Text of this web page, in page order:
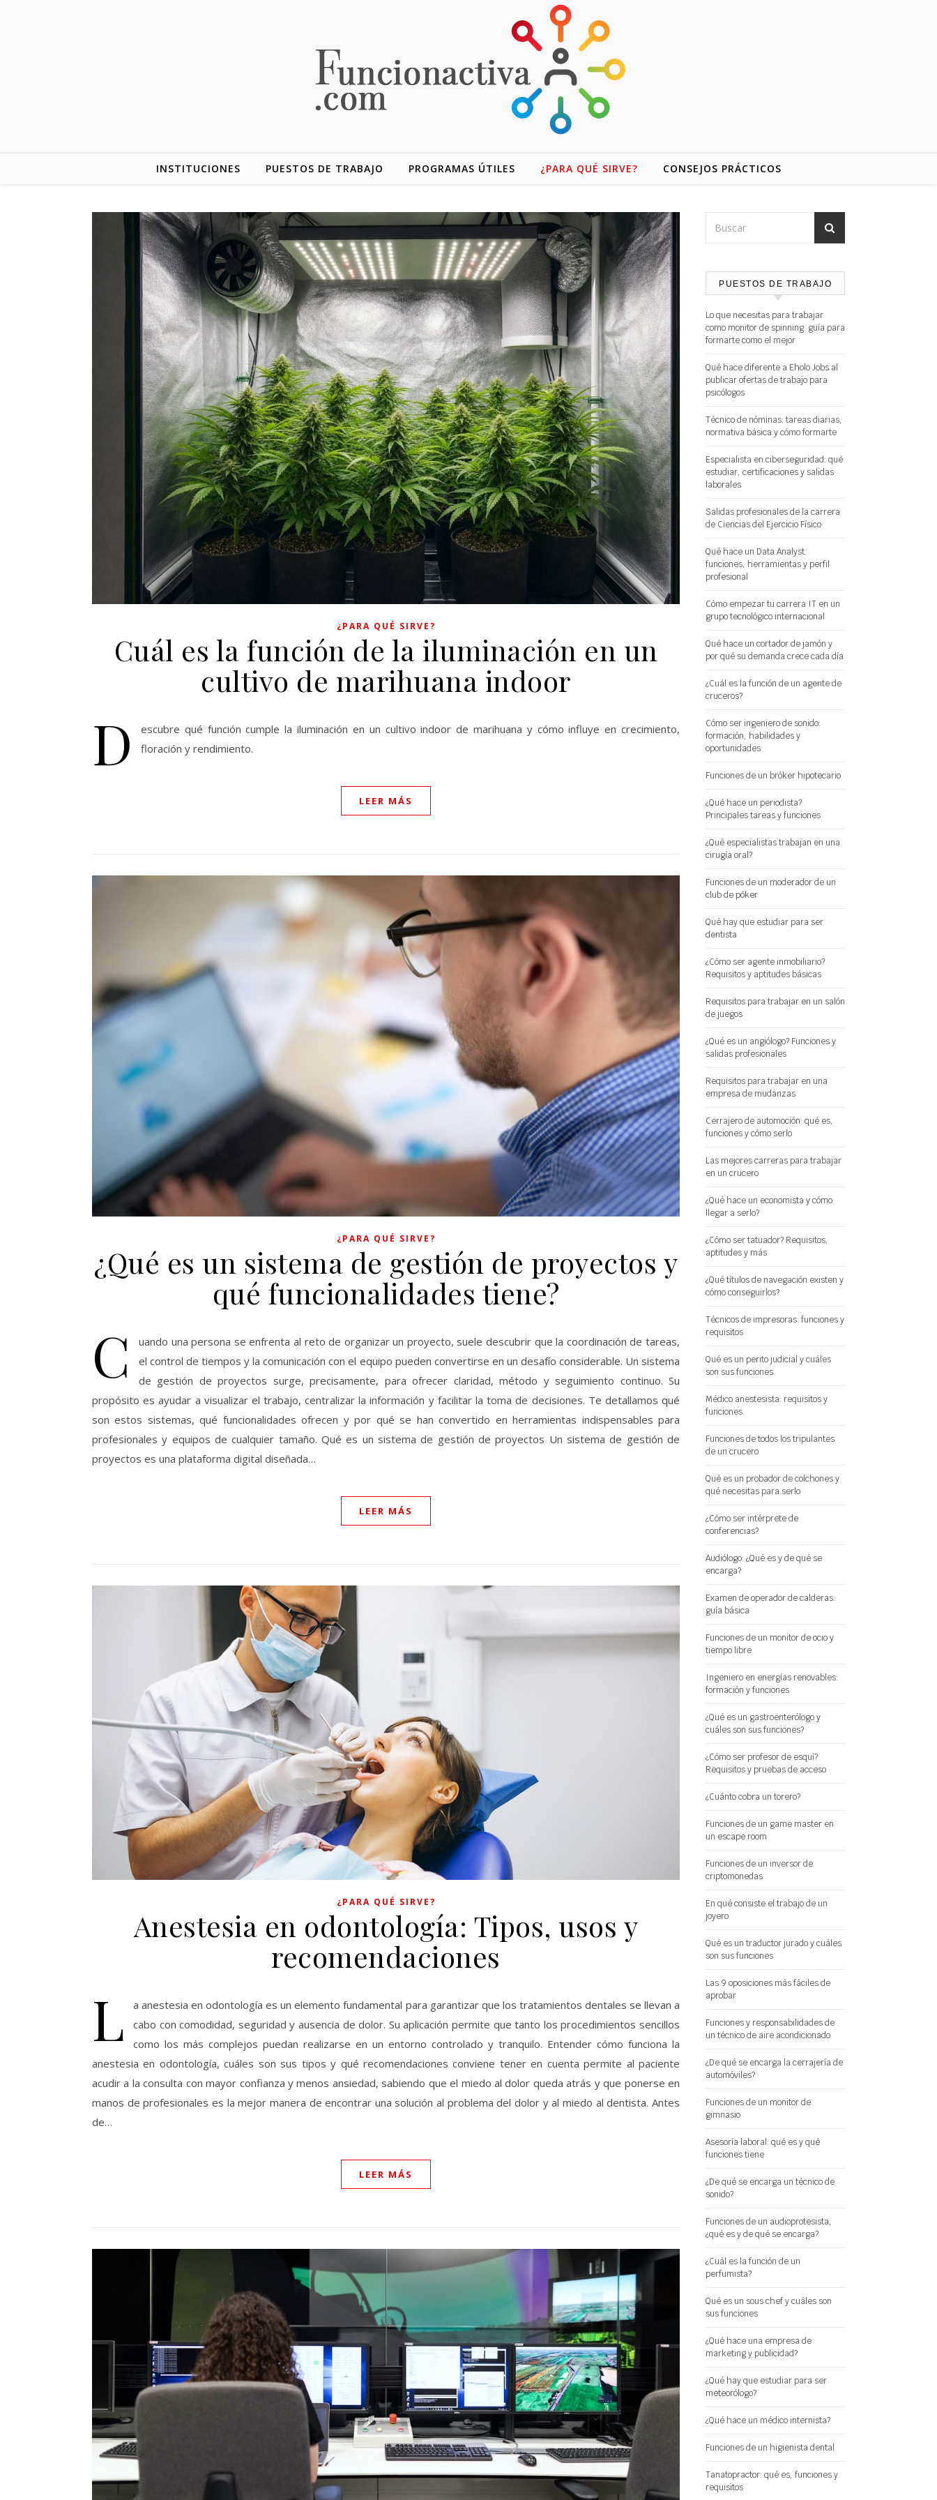
INSTITUCIONES PUESTOS DE TRABAJO PROGRAMAS ÚTILES ¿PARA QUÉ SIRVE? CONSEJOS PRÁCTICOS
¿PARA QUÉ SIRVE?
Cuál es la función de la iluminación en un
cultivo de marihuana indoor
D
escubre qué función cumple la iluminación en un cultivo indoor de marihuana y cómo influye en crecimiento,
floración y rendimiento.
LEER MÁS
¿PARA QUÉ SIRVE?
¿Qué es un sistema de gestión de proyectos y
qué funcionalidades tiene?
C
uando una persona se enfrenta al reto de organizar un proyecto, suele descubrir que la coordinación de tareas,
el control de tiempos y la comunicación con el equipo pueden convertirse en un desafío considerable. Un sistema
de gestión de proyectos surge, precisamente, para ofrecer claridad, método y seguimiento continuo. Su
propósito es ayudar a visualizar el trabajo, centralizar la información y facilitar la toma de decisiones. Te detallamos qué
son estos sistemas, qué funcionalidades ofrecen y por qué se han convertido en herramientas indispensables para
profesionales y equipos de cualquier tamaño. Qué es un sistema de gestión de proyectos Un sistema de gestión de
proyectos es una plataforma digital diseñada…
LEER MÁS
¿PARA QUÉ SIRVE?
Anestesia en odontología: Tipos, usos y
recomendaciones
L
a anestesia en odontología es un elemento fundamental para garantizar que los tratamientos dentales se llevan a
cabo con comodidad, seguridad y ausencia de dolor. Su aplicación permite que tanto los procedimientos sencillos
como los más complejos puedan realizarse en un entorno controlado y tranquilo. Entender cómo funciona la
anestesia en odontología, cuáles son sus tipos y qué recomendaciones conviene tener en cuenta permite al paciente
acudir a la consulta con mayor confianza y menos ansiedad, sabiendo que el miedo al dolor queda atrás y que ponerse en
manos de profesionales es la mejor manera de encontrar una solución al problema del dolor y al miedo al dentista. Antes
de…
LEER MÁS
PUESTOS DE TRABAJO
Lo que necesitas para trabajar
como monitor de spinning: guía para
formarte como el mejor
Qué hace diferente a Eholo Jobs al
publicar ofertas de trabajo para
psicólogos
Técnico de nóminas: tareas diarias,
normativa básica y cómo formarte
Especialista en ciberseguridad: qué
estudiar, certificaciones y salidas
laborales
Salidas profesionales de la carrera
de Ciencias del Ejercicio Físico
Qué hace un Data Analyst:
funciones, herramientas y perfil
profesional
Cómo empezar tu carrera IT en un
grupo tecnológico internacional
Qué hace un cortador de jamón y
por qué su demanda crece cada día
¿Cuál es la función de un agente de
cruceros?
Cómo ser ingeniero de sonido:
formación, habilidades y
oportunidades
Funciones de un bróker hipotecario
¿Qué hace un periodista?
Principales tareas y funciones
¿Qué especialistas trabajan en una
cirugía oral?
Funciones de un moderador de un
club de póker
Qué hay que estudiar para ser
dentista
¿Cómo ser agente inmobiliario?
Requisitos y aptitudes básicas
Requisitos para trabajar en un salón
de juegos
¿Qué es un angiólogo? Funciones y
salidas profesionales
Requisitos para trabajar en una
empresa de mudanzas
Cerrajero de automoción: qué es,
funciones y cómo serlo
Las mejores carreras para trabajar
en un crucero
¿Qué hace un economista y cómo
llegar a serlo?
¿Cómo ser tatuador? Requisitos,
aptitudes y más
¿Qué títulos de navegación existen y
cómo conseguirlos?
Técnicos de impresoras: funciones y
requisitos
Qué es un perito judicial y cuáles
son sus funciones
Médico anestesista: requisitos y
funciones
Funciones de todos los tripulantes
de un crucero
Qué es un probador de colchones y
qué necesitas para serlo
¿Cómo ser intérprete de
conferencias?
Audiólogo: ¿Qué es y de qué se
encarga?
Examen de operador de calderas:
guía básica
Funciones de un monitor de ocio y
tiempo libre
Ingeniero en energías renovables:
formación y funciones
¿Qué es un gastroenterólogo y
cuáles son sus funciones?
¿Cómo ser profesor de esquí?
Requisitos y pruebas de acceso
¿Cuánto cobra un torero?
Funciones de un game master en
un escape room
Funciones de un inversor de
criptomonedas
En qué consiste el trabajo de un
joyero
Qué es un traductor jurado y cuáles
son sus funciones
Las 9 oposiciones más fáciles de
aprobar
Funciones y responsabilidades de
un técnico de aire acondicionado
¿De qué se encarga la cerrajería de
automóviles?
Funciones de un monitor de
gimnasio
Asesoría laboral: qué es y qué
funciones tiene
¿De qué se encarga un técnico de
sonido?
Funciones de un audioprotesista,
¿qué es y de qué se encarga?
¿Cuál es la función de un
perfumista?
Qué es un sous chef y cuáles son
sus funciones
¿Qué hace una empresa de
marketing y publicidad?
¿Qué hay que estudiar para ser
meteorólogo?
¿Qué hace un médico internista?
Funciones de un higienista dental
Tanatopractor: qué es, funciones y
requisitos